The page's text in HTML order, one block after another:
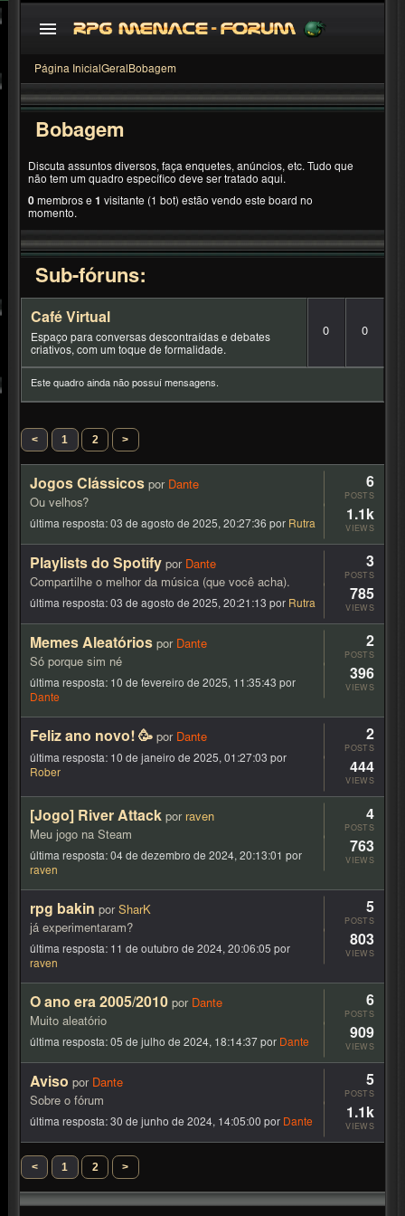
Página Inicial Geral Bobagem
Bobagem
Discuta assuntos diversos, faça enquetes, anúncios, etc. Tudo que
não tem um quadro especí­fico deve ser tratado aqui.
0 membros e 1 visitante (1 bot) estão vendo este board no
momento.
Sub-fóruns:
Café Virtual
Espaço para conversas descontraídas e debates
criativos, com um toque de formalidade.
0 0
Este quadro ainda não possuí mensagens.
< 1 2 >
Jogos Clássicos por Dante
Ou velhos?
última resposta: 03 de agosto de 2025, 20:27:36 por Rutra
6
POSTS
1.1k
VIEWS
Playlists do Spotify por Dante
Compartilhe o melhor da música (que você acha).
última resposta: 03 de agosto de 2025, 20:21:13 por Rutra
3
POSTS
785
VIEWS
Memes Aleatórios por Dante
Só porque sim né
última resposta: 10 de fevereiro de 2025, 11:35:43 por
Dante
2
POSTS
396
VIEWS
Feliz ano novo! 🥳 por Dante
última resposta: 10 de janeiro de 2025, 01:27:03 por
Rober
2
POSTS
444
VIEWS
[Jogo] River Attack por raven
Meu jogo na Steam
última resposta: 04 de dezembro de 2024, 20:13:01 por
raven
4
POSTS
763
VIEWS
rpg bakin por SharK
já experimentaram?
última resposta: 11 de outubro de 2024, 20:06:05 por
raven
5
POSTS
803
VIEWS
O ano era 2005/2010 por Dante
Muito aleatório
última resposta: 05 de julho de 2024, 18:14:37 por Dante
6
POSTS
909
VIEWS
Aviso por Dante
Sobre o fórum
última resposta: 30 de junho de 2024, 14:05:00 por Dante
5
POSTS
1.1k
VIEWS
< 1 2 >